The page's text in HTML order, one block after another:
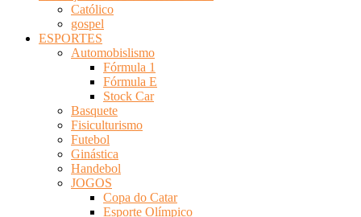
Católico
gospel
ESPORTES
Automobislismo
Fórmula 1
Fórmula E
Stock Car
Basquete
Fisiculturismo
Futebol
Ginástica
Handebol
JOGOS
Copa do Catar
Esporte Olímpico